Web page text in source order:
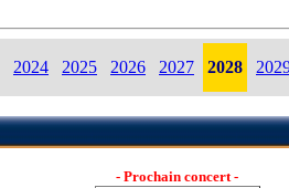
2024 2025 2026 2027 2028
- Prochain concert -